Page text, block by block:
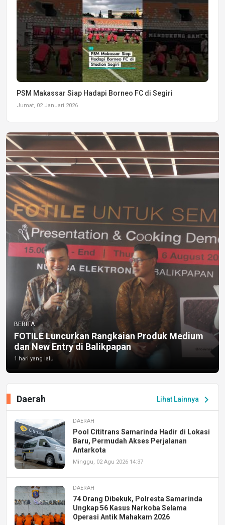
PSM Makassar Siap Hadapi Borneo FC di Segiri
Jumat, 02 Januari 2026
BERITA
FOTILE Luncurkan Rangkaian Produk Medium
dan New Entry di Balikpapan
1 hari yang lalu
Lihat Lainnya chevron_right
Daerah
DAERAH
Pool Cititrans Samarinda Hadir di Lokasi
Baru, Permudah Akses Perjalanan
Antarkota
Minggu, 02 Agu 2026 14:37
DAERAH
74 Orang Dibekuk, Polresta Samarinda
Ungkap 56 Kasus Narkoba Selama
Operasi Antik Mahakam 2026